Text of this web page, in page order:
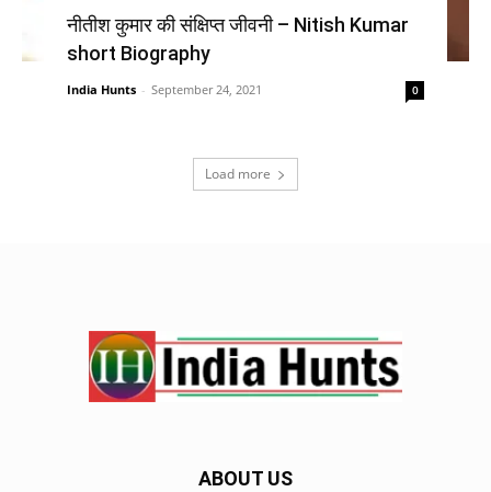
नीतीश कुमार की संक्षिप्त जीवनी – Nitish Kumar
short Biography
India Hunts - September 24, 2021 0
Load more
ABOUT US